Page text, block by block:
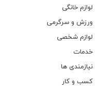
لوازم خانگی
ورزش و سرگرمی
لوازم شخصی
خدمات
نیازمندی ها
کسب و کار